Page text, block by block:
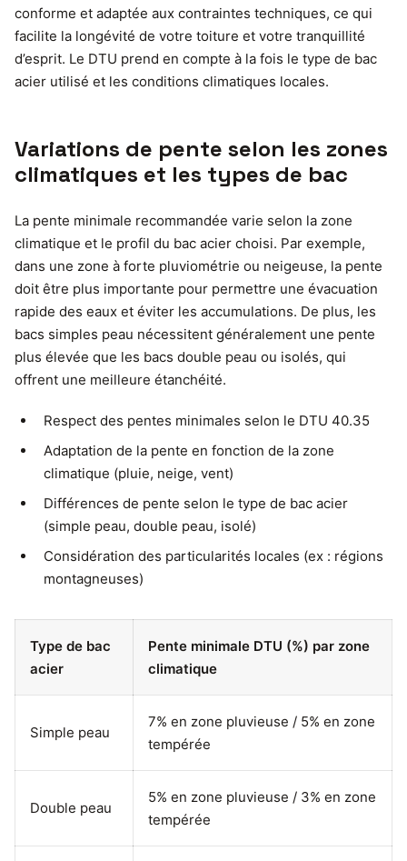
conforme et adaptée aux contraintes techniques, ce qui
facilite la longévité de votre toiture et votre tranquillité
d’esprit. Le DTU prend en compte à la fois le type de bac
acier utilisé et les conditions climatiques locales.
Variations de pente selon les zones
climatiques et les types de bac
La pente minimale recommandée varie selon la zone
climatique et le profil du bac acier choisi. Par exemple,
dans une zone à forte pluviométrie ou neigeuse, la pente
doit être plus importante pour permettre une évacuation
rapide des eaux et éviter les accumulations. De plus, les
bacs simples peau nécessitent généralement une pente
plus élevée que les bacs double peau ou isolés, qui
offrent une meilleure étanchéité.
Respect des pentes minimales selon le DTU 40.35
Adaptation de la pente en fonction de la zone
climatique (pluie, neige, vent)
Différences de pente selon le type de bac acier
(simple peau, double peau, isolé)
Considération des particularités locales (ex : régions
montagneuses)
Type de bac
acier
Pente minimale DTU (%) par zone
climatique
Simple peau
7% en zone pluvieuse / 5% en zone
tempérée
Double peau
5% en zone pluvieuse / 3% en zone
tempérée